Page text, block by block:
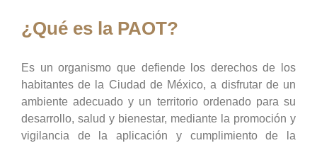
¿Qué es la PAOT?
Es un organismo que defiende los derechos de los
habitantes de la Ciudad de México, a disfrutar de un
ambiente adecuado y un territorio ordenado para su
desarrollo, salud y bienestar, mediante la promoción y
vigilancia de la aplicación y cumplimiento de la